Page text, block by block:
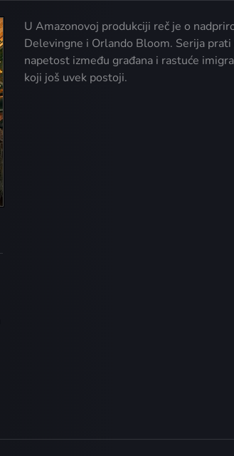
U Amazonovoj produkciji reč je o
Delevingne i Orlando Bloom. Serija
napetost između građana i rastuće
koji još uvek postoji.